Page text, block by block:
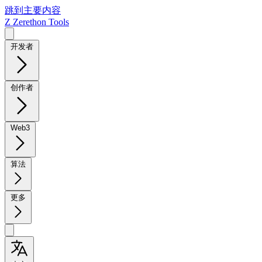
跳到主要内容
Z Zerethon Tools
开发者
创作者
Web3
算法
更多